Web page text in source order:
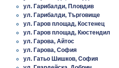
ул. Гарибалди, Пловдив
ул. Гарибалди, Търговище
ул. Гаров площад, Костенец
ул. Гаров площад, Кюстендил
ул. Гарова, Айтос
ул. Гарова, София
ул. Гатьо Шишков, София